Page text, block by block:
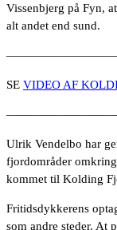
Vissenbjerg på Fyn,
alt andet end sund.
SE VIDEO AF
Ulrik Vendelbo har
fjordområder
kommet til Kolding
Fritidsdykkerens
som andre steder. At